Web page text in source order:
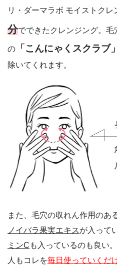
リ・ダーマラボ モイストクレ
分でできたクレンジング。
の 「こんにゃくスクラブ」
除いてくれます。
また、毛穴の収れん作用のあ
ノイバラ果実エキスが入って
ミンC も入っているのも良い
人もコレを毎日使っていくだ